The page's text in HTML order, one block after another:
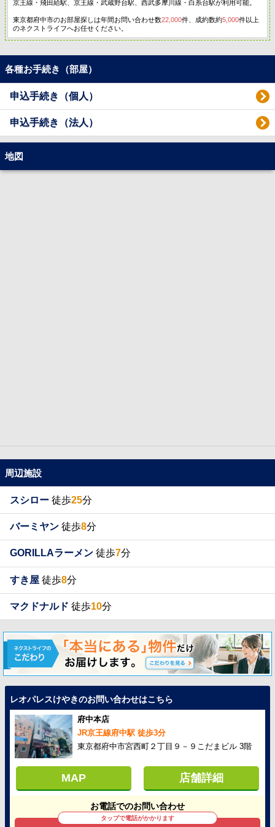
京王線・飛田給駅、京王線・武蔵野台駅、西武多摩川線・白糸台駅が利用可能。
東京都府中市のお部屋探しは年間お問い合わせ数22,000件、成約数約5,000件以上
のネクストライフへお任せください。
各種お手続き（部屋）
申込手続き（個人）
申込手続き（法人）
地図
周辺施設
スシロー 徒歩25分
バーミヤン 徒歩8分
GORILLAラーメン 徒歩7分
すき屋 徒歩8分
マクドナルド 徒歩10分
レオパレスけやきのお問い合わせはこちら
府中本店
JR京王線府中駅 徒歩3分
東京都府中市宮西町２丁目９－９こだまビル 3階
MAP 店舗詳細
お電話でのお問い合わせ
タップで電話がかかります